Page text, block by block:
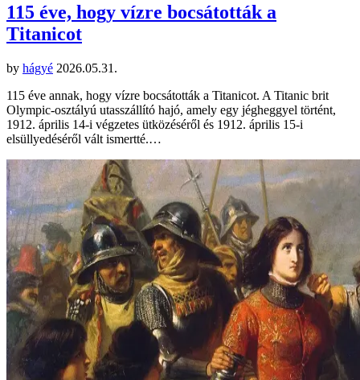
115 éve, hogy vízre bocsátották a
Titanicot
by hágyé 2026.05.31.
115 éve annak, hogy vízre bocsátották a Titanicot. A Titanic brit
Olympic-osztályú utasszállító hajó, amely egy jégheggyel történt,
1912. április 14-i végzetes ütközéséről és 1912. április 15-i
elsüllyedéséről vált ismertté.…